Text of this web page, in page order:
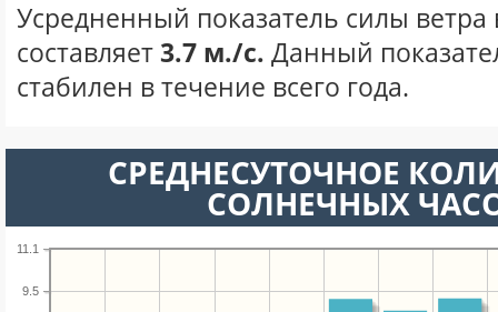
Усредненный показатель силы ветра
составляет3.7 м./с. Данный
стабилен в течение всего года.
СРЕДНЕСУТОЧНОЕ
СОЛНЕЧНЫХ
9.5
11.1